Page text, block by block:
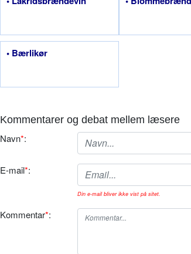
• Bærlikør
Kommentarer og debat mellem læsere
Navn*:
E-mail*:
Din e-mail bliver ikke vist på sitet.
Kommentar*: